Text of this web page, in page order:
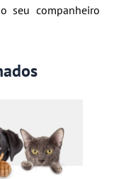
seu companheiro